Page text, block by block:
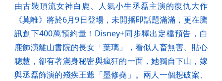
由古裝頂流女神白鹿、人氣小生丞磊主演的復仇大作
《莫離》將於6月9日登場，未開播即話題滿滿，更在騰
訊創下400萬預約量！Disney+同步釋出定檔預告，白
鹿飾演離山書院的長女「葉璃」，看似人畜無害、貼心
聰慧，卻有著滿身秘密與瘋狂的一面，她獨自下山，嫁
與丞磊飾演的殘疾王爺「墨修堯」。兩人一個想破案、